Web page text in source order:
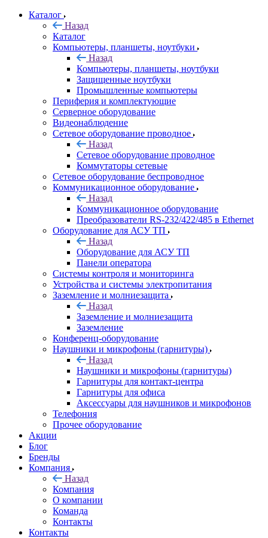
Каталог
Назад
Каталог
Компьютеры, планшеты, ноутбуки
Назад
Компьютеры, планшеты, ноутбуки
Защищенные ноутбуки
Промышленные компьютеры
Периферия и комплектующие
Серверное оборудование
Видеонаблюдение
Сетевое оборудование проводное
Назад
Сетевое оборудование проводное
Коммутаторы сетевые
Сетевое оборудование беспроводное
Коммуникационное оборудование
Назад
Коммуникационное оборудование
Преобразователи RS-232/422/485 в Ethernet
Оборудование для АСУ ТП
Назад
Оборудование для АСУ ТП
Панели оператора
Системы контроля и мониторинга
Устройства и системы электропитания
Заземление и молниезащита
Назад
Заземление и молниезащита
Заземление
Конференц-оборудование
Наушники и микрофоны (гарнитуры)
Назад
Наушники и микрофоны (гарнитуры)
Гарнитуры для контакт-центра
Гарнитуры для офиса
Аксессуары для наушников и микрофонов
Телефония
Прочее оборудование
Акции
Блог
Бренды
Компания
Назад
Компания
О компании
Команда
Контакты
Контакты